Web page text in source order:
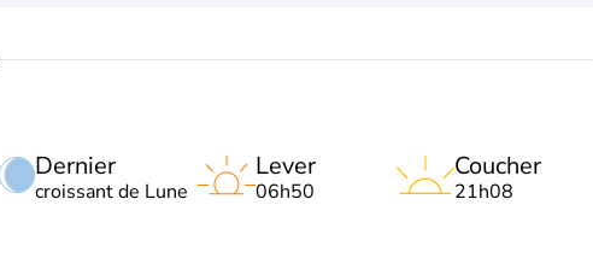
Dernier
croissant de Lune
Lever
06h50
Coucher
21h08